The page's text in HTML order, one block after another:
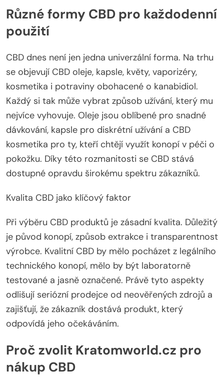
Různé formy CBD pro každodenní
použití
CBD dnes není jen jedna univerzální forma. Na trhu
se objevují CBD oleje, kapsle, květy, vaporizéry,
kosmetika i potraviny obohacené o kanabidiol.
Každý si tak může vybrat způsob užívání, který mu
nejvíce vyhovuje. Oleje jsou oblíbené pro snadné
dávkování, kapsle pro diskrétní užívání a CBD
kosmetika pro ty, kteří chtějí využít konopí v péči o
pokožku. Díky této rozmanitosti se CBD stává
dostupné opravdu širokému spektru zákazníků.
Kvalita CBD jako klíčový faktor
Při výběru CBD produktů je zásadní kvalita. Důležitý
je původ konopí, způsob extrakce i transparentnost
výrobce. Kvalitní CBD by mělo pocházet z legálního
technického konopí, mělo by být laboratorně
testované a jasně označené. Právě tyto aspekty
odlišují seriózní prodejce od neověřených zdrojů a
zajišťují, že zákazník dostává produkt, který
odpovídá jeho očekáváním.
Proč zvolit Kratomworld.cz pro
nákup CBD